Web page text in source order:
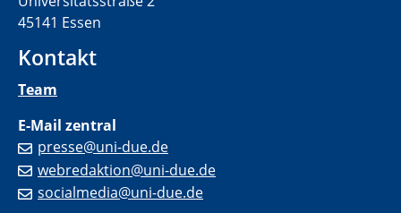
45141 Essen
Kontakt
Team
E-Mail zentral
presse@uni-due.de
webredaktion@uni-due.de
socialmedia@uni-due.de